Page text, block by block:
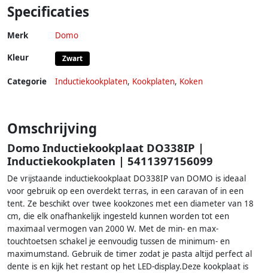
Specificaties
Merk Domo
Kleur Zwart
Categorie Inductiekookplaten, Kookplaten, Koken
Omschrijving
Domo Inductiekookplaat DO338IP |
Inductiekookplaten | 5411397156099
De vrijstaande inductiekookplaat DO338IP van DOMO is ideaal
voor gebruik op een overdekt terras, in een caravan of in een
tent. Ze beschikt over twee kookzones met een diameter van 18
cm, die elk onafhankelijk ingesteld kunnen worden tot een
maximaal vermogen van 2000 W. Met de min- en max-
touchtoetsen schakel je eenvoudig tussen de minimum- en
maximumstand. Gebruik de timer zodat je pasta altijd perfect al
dente is en kijk het restant op het LED-display.Deze kookplaat is